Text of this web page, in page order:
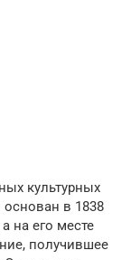
культурных
в 1838
на его месте
получившее